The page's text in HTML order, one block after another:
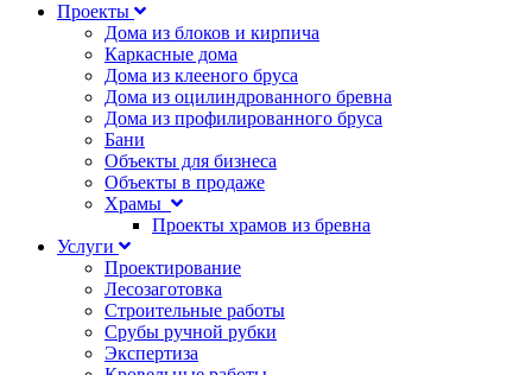
Проекты
Дома из блоков и кирпича
Каркасные дома
Дома из клееного бруса
Дома из оцилиндрованного бревна
Дома из профилированного бруса
Бани
Объекты для бизнеса
Объекты в продаже
Храмы
Проекты храмов из бревна
Услуги
Проектирование
Лесозаготовка
Строительные работы
Срубы ручной рубки
Экспертиза